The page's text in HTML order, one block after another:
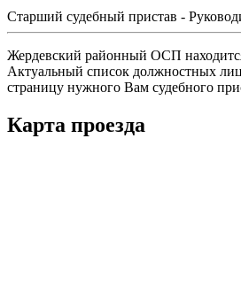
Cтарший судебный пристав -
Жердевский районный ОСП
Актуальный список должностных
страницу нужного Вам судебного
Карта проезда